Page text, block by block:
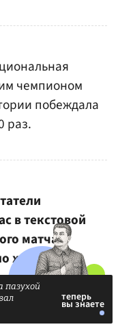
чемпионом
побеждала
раз.
в текстовой
матча
хоккею
сборная
Для вас
пазухой